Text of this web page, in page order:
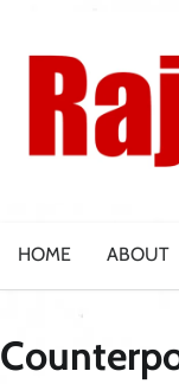
content
HOME ABOUT